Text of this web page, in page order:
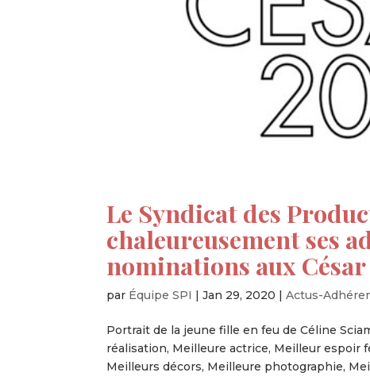
Le Syndicat des
chaleureusement ses
nominations aux César
par Équipe SPI |Jan 29, 2020 |Actus-
Portrait de la jeune fille en feu de Céline
réalisation, Meilleure actrice, Meilleur espoir
Meilleurs décors, Meilleure photographie,